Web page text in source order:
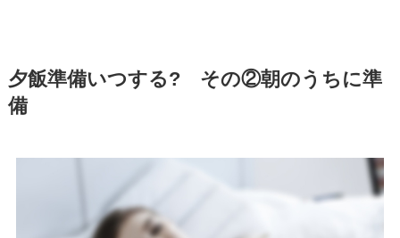
夕飯準備いつする? その②朝のうちに準
備